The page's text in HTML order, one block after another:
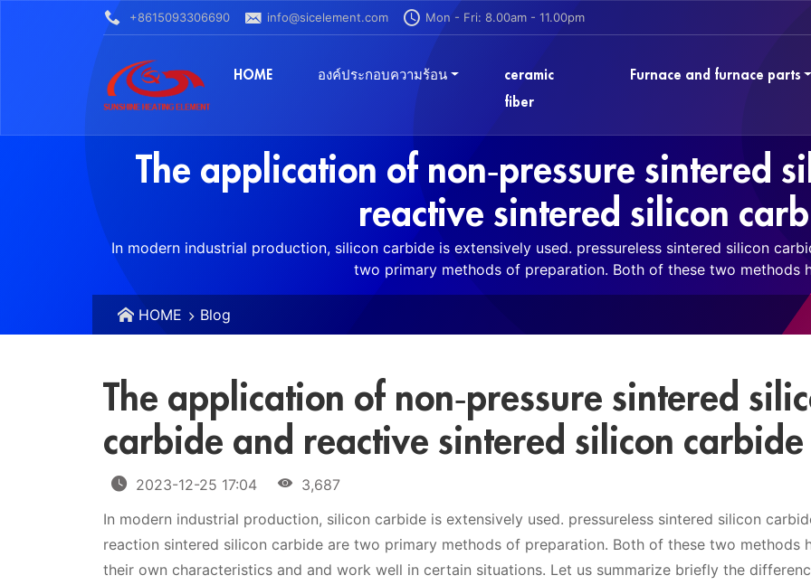
+8615093306690 info@sicelement.com Mon - Fri: 8.00am - 11.00pm
HOME องค์ประกอบความร้อน
ceramic
fiber
Furnace and furnace parts
The application of non-pressure sintered
reactive sintered silicon
In modern industrial production, silicon carbide is extensively used. pressureless sintered silicon
two primary methods of preparation. Both of these two methods
HOME Blog
The application of non-pressure sintered
carbide and reactive sintered silicon carbide
2023-12-25 17:04
3,687
In modern industrial production, silicon carbide is extensively used. pressureless sintered silicon
reaction sintered silicon carbide are two primary methods of preparation. Both of these two methods
their own characteristics and and work well in certain situations. Let us summarize briefly the